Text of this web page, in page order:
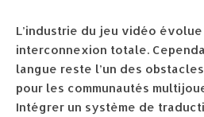
L’industrie du jeu vidéo
interconnexion totale.
langue reste l’un des
pour les communautés
Intégrer un système de